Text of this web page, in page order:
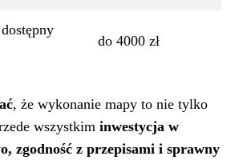
do 4000 zł
, że wykonanie mapy to nie tylko
wszystkim inwestycja w
zgodność z przepisami i sprawny